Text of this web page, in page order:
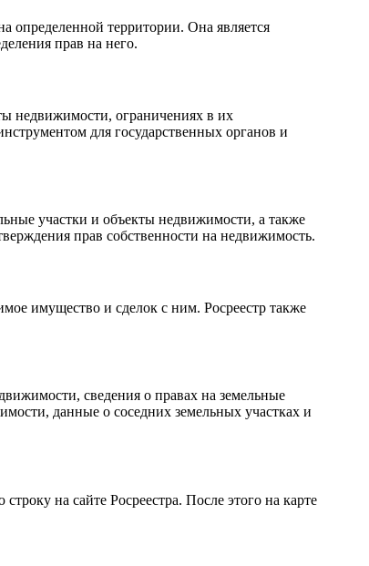
определенной территории. Она является
прав на него.
недвижимости, ограничениях в их
для государственных органов и
участки и объекты недвижимости, а также
прав собственности на недвижимость.
имущество и сделок с ним. Росреестр также
сведения о правах на земельные
данные о соседних земельных участках и
на сайте Росреестра. После этого на карте